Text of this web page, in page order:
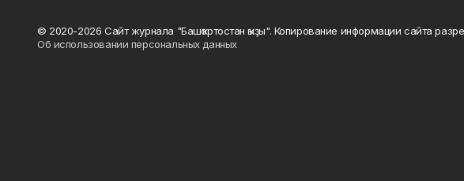
© 2020-2026 Сайт журнала "Башҡортостан ҡыҙы". Копирование информации сайта
Об использовании персональных данных